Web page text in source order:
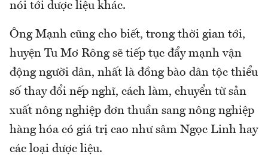
nói tới dược liệu khác.
Ông Mạnh cũng cho biết, trong thời gian tới,
huyện Tu Mơ Rông sẽ tiếp tục đẩy mạnh vận
động người dân, nhất là đồng bào dân tộc thiểu
số thay đổi nếp nghĩ, cách làm, chuyển từ sản
xuất nông nghiệp đơn thuần sang nông nghiệp
hàng hóa có giá trị cao như sâm Ngọc Linh hay
các loại dược liệu.